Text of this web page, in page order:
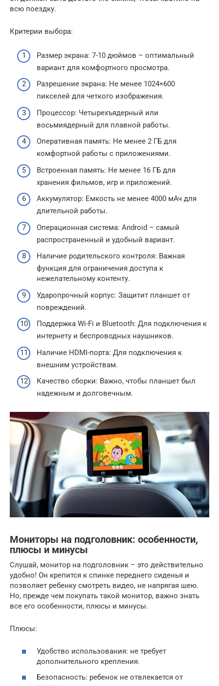
всю поездку.
Критерии выбора:
Размер экрана: 7-10 дюймов – оптимальный
вариант для комфортного просмотра.
Разрешение экрана: Не менее 1024×600
пикселей для четкого изображения.
Процессор: Четырехъядерный или
восьмиядерный для плавной работы.
Оперативная память: Не менее 2 ГБ для
комфортной работы с приложениями.
Встроенная память: Не менее 16 ГБ для
хранения фильмов, игр и приложений.
Аккумулятор: Емкость не менее 4000 мАч для
длительной работы.
Операционная система: Android – самый
распространенный и удобный вариант.
Наличие родительского контроля: Важная
функция для ограничения доступа к
нежелательному контенту.
Ударопрочный корпус: Защитит планшет от
повреждений.
Поддержка Wi-Fi и Bluetooth: Для подключения к
интернету и беспроводных наушников.
Наличие HDMI-порта: Для подключения к
внешним устройствам.
Качество сборки: Важно, чтобы планшет был
надежным и долговечным.
Мониторы на подголовник: особенности,
плюсы и минусы
Слушай, монитор на подголовник – это действительно
удобно! Он крепится к спинке переднего сиденья и
позволяет ребенку смотреть видео, не напрягая шею.
Но, прежде чем покупать такой монитор, важно знать
все его особенности, плюсы и минусы.
Плюсы:
Удобство использования: не требует
дополнительного крепления.
Безопасность: ребенок не отвлекается от